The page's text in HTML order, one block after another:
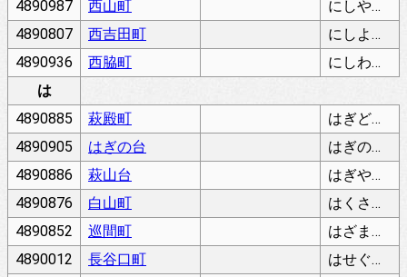
4890987 西山町
にしやまちょう
4890807
西吉田町
にしよしだちょう
4890936
西脇町
にしわきちょう
は
4890885
萩殿町
はぎどのちょう
4890905
はぎの台
はぎのだい
4890886
萩山台
はぎやまだい
4890876
白山町
はくさんちょう
4890852
巡間町
はざまちょう
4890012
長谷口町
はせぐちちょう